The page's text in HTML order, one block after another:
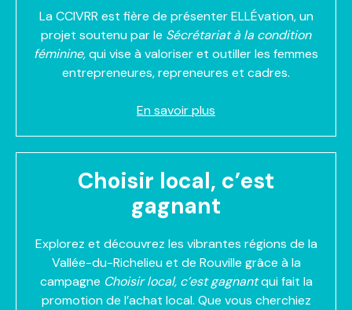
La CCIVRR est fière de présenter ELLÉvation, un
projet soutenu par le Sécrétariat à la condition
féminine,qui vise à valoriser et outiller les femmes
entrepreneures, repreneures et cadres.
En savoir plus
Choisir local, c’est
gagnant
Explorez et découvrez les vibrantes régions de la
Vallée-du-Richelieu et de Rouville grâce à la
campagne Choisir local, c’est gagnantqui fait la
promotion de l’achat local. Que vous cherchiez